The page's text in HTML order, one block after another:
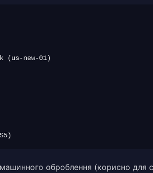
(us-new-01)
оброблення (корисно для